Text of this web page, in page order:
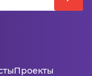
Проекты